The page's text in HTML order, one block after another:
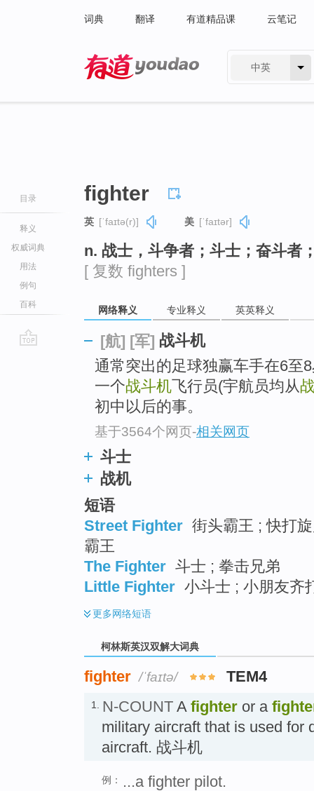
词典 翻译 有道精品课 云笔记
中英
目录
释义
权威词典
用法
例句
百科
fighter
英 [ˈfaɪtə(r)] 美 [ˈfaɪtər]
n. 战士，斗争者；斗士；奋斗者
[ 复数 fighters ]
网络释义 专业释义 英英释义
[航] [军] 战斗机
通常突出的足球独赢车手在6至
一个战斗机飞行员(宇航员均从
初中以后的事。
基于3564个网页-相关网页
斗士
战机
短语
Street Fighter 街头霸王 ; 快打
霸王
The Fighter 斗士 ; 拳击兄弟
Little Fighter 小斗士 ; 小朋友齐
更多网络短语
柯林斯英汉双解大词典
fighter /ˈfaɪtə/ TEM4
1. N-COUNT A fighter or a
military aircraft that is used for
aircraft. 战斗机
例：
...a fighter pilot.